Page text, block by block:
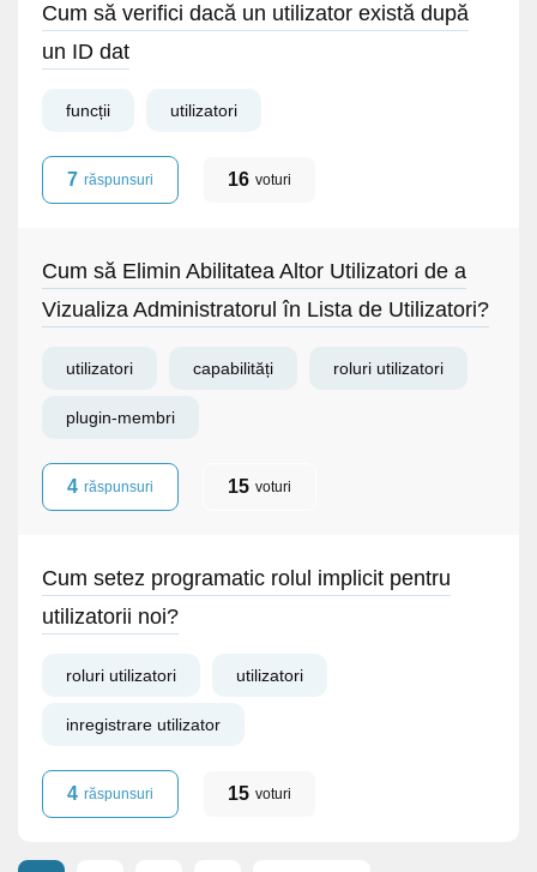
Cum să verifici dacă un utilizator există după
un ID dat
funcții utilizatori
7 răspunsuri 16 voturi
Cum să Elimin Abilitatea Altor Utilizatori de a
Vizualiza Administratorul în Lista de Utilizatori?
utilizatori capabilități roluri utilizatori
plugin-membri
4 răspunsuri 15 voturi
Cum setez programatic rolul implicit pentru
utilizatorii noi?
roluri utilizatori utilizatori
inregistrare utilizator
4 răspunsuri 15 voturi